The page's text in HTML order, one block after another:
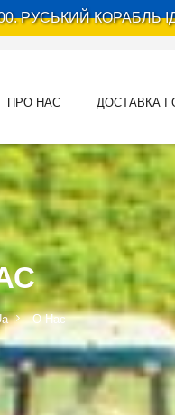
РУСЬКИЙ КОРАБЛЬ
ПРО НАС ДОСТАВКА І
О Нас